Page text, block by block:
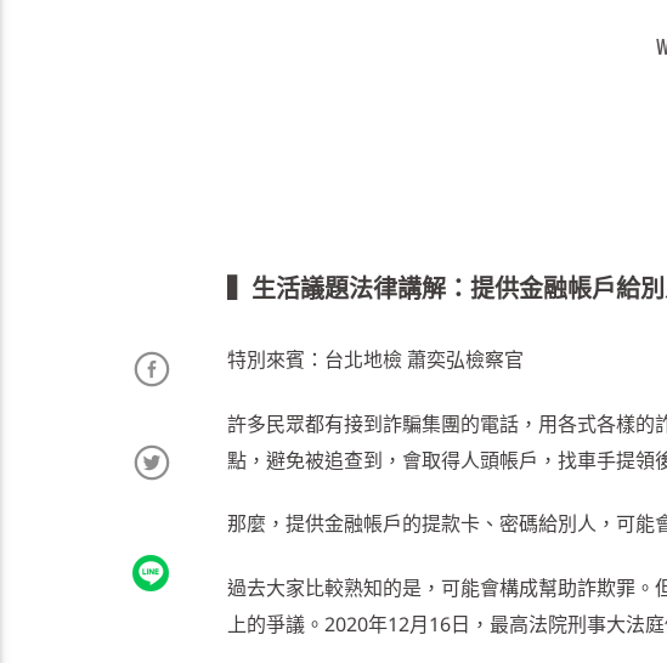
▍生活議題法律講解：提供金融帳戶給
特別來賓：台北地檢 蕭奕弘檢察官
許多民眾都有接到詐騙集團的電話，用各式各樣
點，避免被追查到，會取得人頭帳戶，找車手提領
那麼，提供金融帳戶的提款卡、密碼給別人，可能
過去大家比較熟知的是，可能會構成幫助詐欺罪
上的爭議。2020年12月16日，最高法院刑事大法